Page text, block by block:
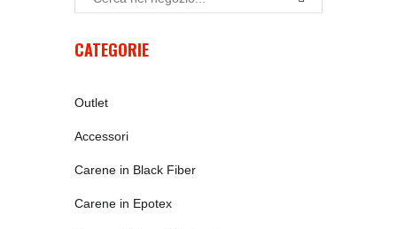
CATEGORIE
Outlet
Accessori
Carene in Black Fiber
Carene in Epotex